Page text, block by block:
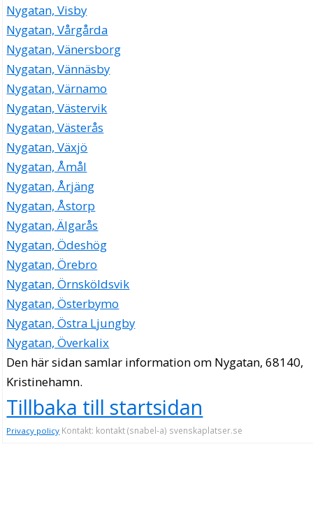
Nygatan, Visby
Nygatan, Vårgårda
Nygatan, Vänersborg
Nygatan, Vännäsby
Nygatan, Värnamo
Nygatan, Västervik
Nygatan, Västerås
Nygatan, Växjö
Nygatan, Åmål
Nygatan, Årjäng
Nygatan, Åstorp
Nygatan, Älgarås
Nygatan, Ödeshög
Nygatan, Örebro
Nygatan, Örnsköldsvik
Nygatan, Österbymo
Nygatan, Östra Ljungby
Nygatan, Överkalix
Den här sidan samlar information om Nygatan, 68140,
Kristinehamn.
Tillbaka till startsidan
Privacy policy Kontakt: kontakt (snabel-a) svenskaplatser.se